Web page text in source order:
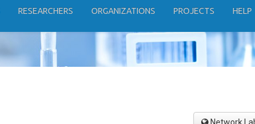
RESEARCHERS ORGANIZATIONS PROJECTS HELP
Network